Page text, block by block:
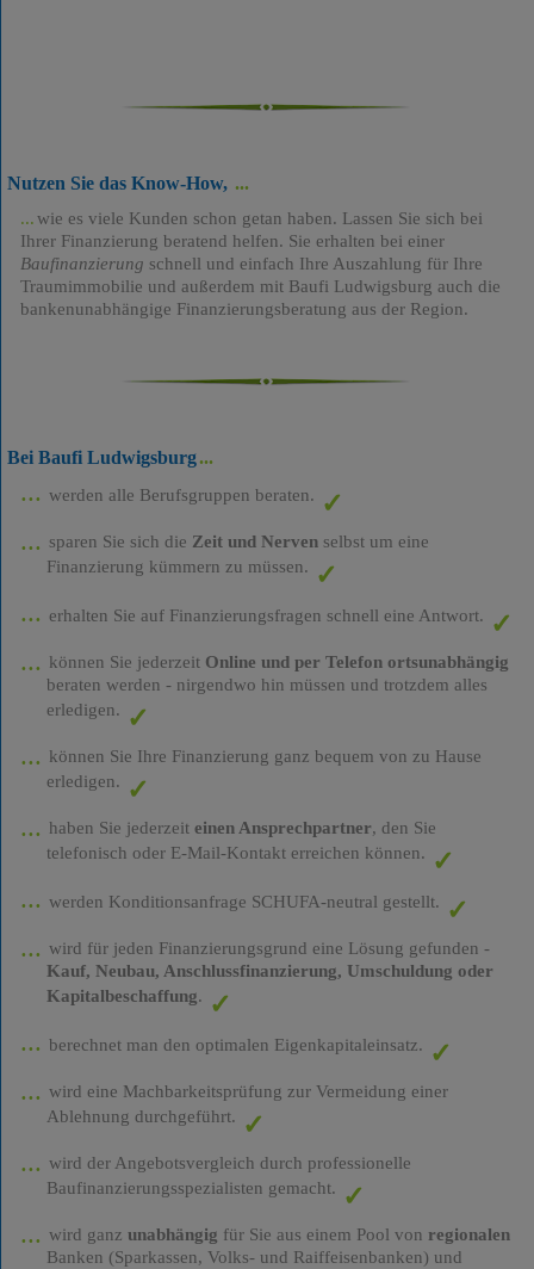
Nutzen Sie das Know-How,
wie es viele Kunden schon getan haben. Lassen Sie sich bei
Ihrer Finanzierung beratend helfen. Sie erhalten bei einer
Baufinanzierung schnell und einfach Ihre Auszahlung für Ihre
Traumimmobilie und außerdem mit Baufi Ludwigsburg auch die
bankenunabhängige Finanzierungsberatung aus der Region.
Bei Baufi Ludwigsburg
werden alle Berufsgruppen beraten.
sparen Sie sich die Zeit und Nervenselbst um eine
Finanzierung kümmern zu müssen.
erhalten Sie auf Finanzierungsfragen schnell eine Antwort.
können Sie jederzeit Online und per Telefon ortsunabhängig
beraten werden - nirgendwo hin müssen und trotzdem alles
erledigen.
können Sie Ihre Finanzierung ganz bequem von zu Hause
erledigen.
haben Sie jederzeit einen Ansprechpartner, den Sie
telefonisch oder E-Mail-Kontakt erreichen können.
werden Konditionsanfrage SCHUFA-neutral gestellt.
wird für jeden Finanzierungsgrund eine Lösung gefunden -
Kauf, Neubau, Anschlussfinanzierung, Umschuldung oder
Kapitalbeschaffung.
berechnet man den optimalen Eigenkapitaleinsatz.
wird eine Machbarkeitsprüfung zur Vermeidung einer
Ablehnung durchgeführt.
wird der Angebotsvergleich durch professionelle
Baufinanzierungsspezialisten gemacht.
wird ganz unabhängig für Sie aus einem Pool von regionalen
Banken (Sparkassen, Volks- und Raiffeisenbanken) und